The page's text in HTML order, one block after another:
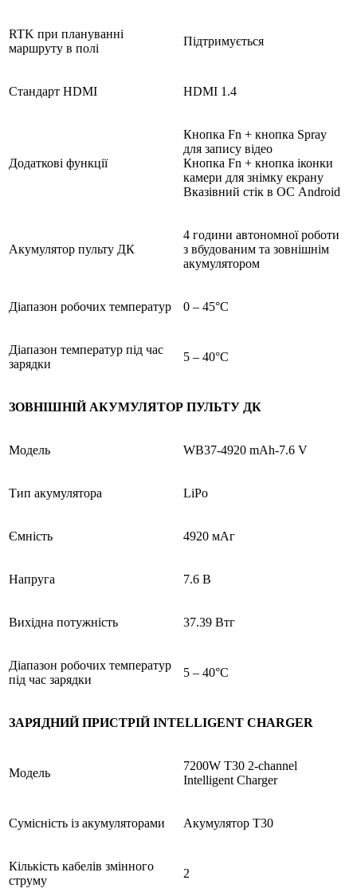
RTK при плануванні
маршруту в полі
Підтримується
Стандарт HDMI HDMI 1.4
Додаткові функції
Кнопка Fn + кнопка Spray
для запису відео
Кнопка Fn + кнопка іконки
камери для знімку екрану
Вказівний стік в ОС Android
Акумулятор пульту ДК
4 години автономної роботи
з вбудованим та зовнішнім
акумулятором
Діапазон робочих температур 0 – 45°C
Діапазон температур під час
зарядки
5 – 40°C
ЗОВНІШНІЙ АКУМУЛЯТОР ПУЛЬТУ ДК
Модель WB37-4920 mAh-7.6 V
Тип акумулятора LiPo
Ємність 4920 мАг
Напруга 7.6 В
Вихідна потужність 37.39 Втг
Діапазон робочих температур
під час зарядки
5 – 40°C
ЗАРЯДНИЙ ПРИСТРІЙ INTELLIGENT CHARGER
Модель
7200W T30 2-channel
Intelligent Charger
Сумісність із акумуляторами Акумулятор T30
Кількість кабелів змінного
струму
2